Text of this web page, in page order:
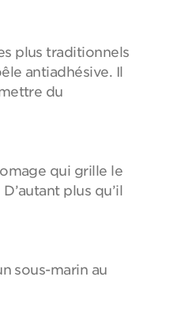
plus traditionnels
antiadhésive. Il
du
qui grille le
plus qu’il
sous-marin au